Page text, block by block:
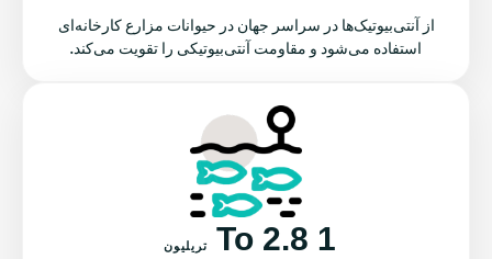
از آنتی‌بیوتیک‌ها در سراسر جهان در حیوانات مزارع کارخانه‌ای
استفاده می‌شود و مقاومت آنتی‌بیوتیکی را تقویت می‌کند.
1 To 2.8 تریلیون